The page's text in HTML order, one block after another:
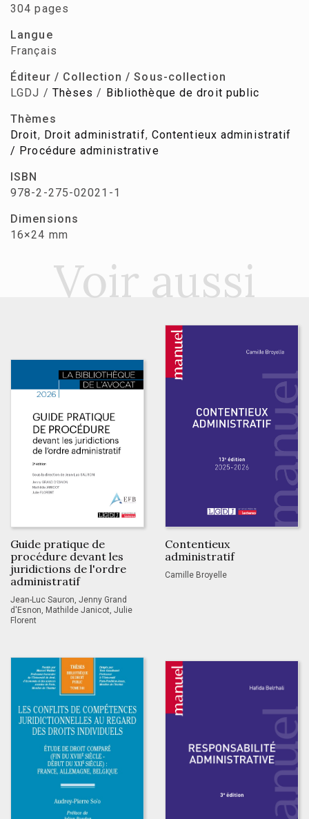
304 pages
Langue
Français
Éditeur / Collection / Sous-collection
LGDJ / Thèses / Bibliothèque de droit public
Thèmes
Droit, Droit administratif, Contentieux administratif
/ Procédure administrative
ISBN
978-2-275-02021-1
Dimensions
16×24 mm
Voir aussi
Guide pratique de
procédure devant les
juridictions de l'ordre
administratif
Jean-Luc Sauron, Jenny Grand
d'Esnon, Mathilde Janicot, Julie
Florent
Contentieux
administratif
Camille Broyelle